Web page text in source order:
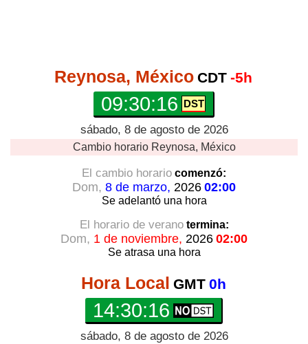
Reynosa, México CDT -5h
09:30:17
sábado, 8 de agosto de 2026
Cambio horario Reynosa, México
El cambio horario comenzó:
Dom, 8 de marzo, 2026 02:00
Se adelantó una hora
El horario de veranotermina:
Dom, 1 de noviembre, 2026 02:00
Se atrasa una hora
Hora Local GMT 0h
14:30:17
sábado, 8 de agosto de 2026